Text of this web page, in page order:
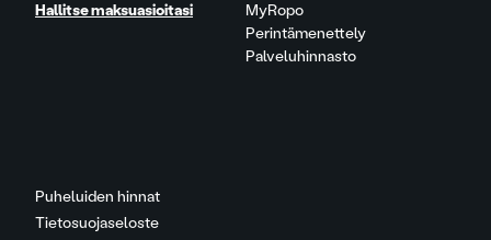
Puheluiden hinnat
Tietosuojaseloste
Hallitse maksuasioitasi
MyRopo
Perintämenettely
Palveluhinnasto